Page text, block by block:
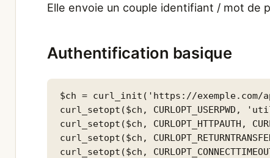
Elle envoie un couple identifiant / mot de
Authentification basique
$ch = curl_init('https://exemple.com/
curl_setopt($ch, CURLOPT_USERPWD,
curl_setopt($ch, CURLOPT_HTTPAUTH,
curl_setopt($ch,
curl_setopt($ch,